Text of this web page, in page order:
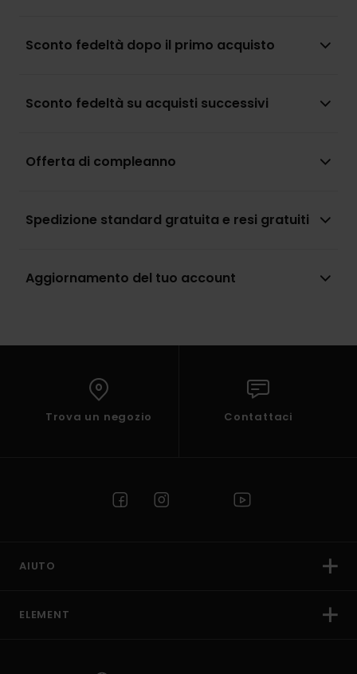
Sconto fedeltà dopo il primo acquisto
Sconto fedeltà su acquisti successivi
Offerta di compleanno
Spedizione standard gratuita e resi gratuiti
Aggiornamento del tuo account
Trova un negozio Contattaci
AIUTO
ELEMENT